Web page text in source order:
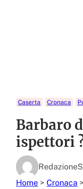
Caserta Cronaca
Barbaro
ispettori
Redazione
Home > Cronaca >